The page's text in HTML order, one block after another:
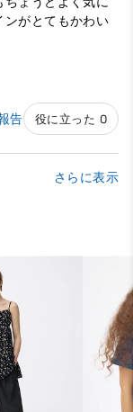
ンがとてもかわい
告 役に立った 0
さらに表示